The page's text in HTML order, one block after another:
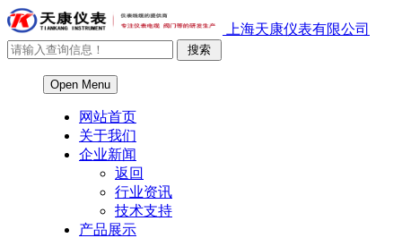
上海天康仪表有限公司
Open Menu
网站首页
关于我们
企业新闻
返回
行业资讯
技术支持
产品展示